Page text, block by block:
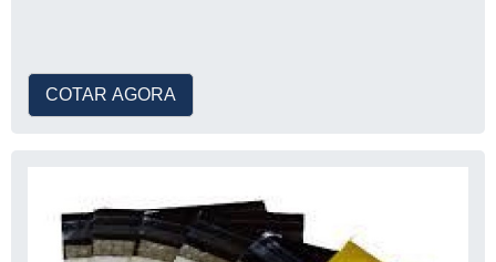
COTAR AGORA